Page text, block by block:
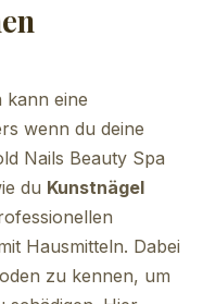
kann eine
wenn du deine
Nails Beauty Spa
du Kunstnägel
Hausmitteln. Dabei
zu kennen, um